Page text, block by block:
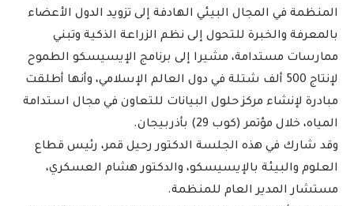
المنظمة في المجال البيئي الهادفة إلى تزويد الدول الأعضاء
بالمعرفة والخبرة للتحول إلى نظم الزراعة الذكية وتبني
ممارسات مستدامة، مشيرا إلى برنامج الإيسيسكو الطموح
لإنتاج 500 ألف شتلة في دول العالم الإسلامي، وأنها أطلقت
مبادرة لإنشاء مركز حلول البيانات للتعاون في مجال استدامة
المياه، خلال مؤتمر (كوب 29) بأذربيجان.
وقد شارك في هذه الجلسة الدكتور رحيل قمر، رئيس قطاع
العلوم والبيئة بالإيسيسكو، والدكتور هشام العسكري،
مستشار المدير العام للمنظمة.